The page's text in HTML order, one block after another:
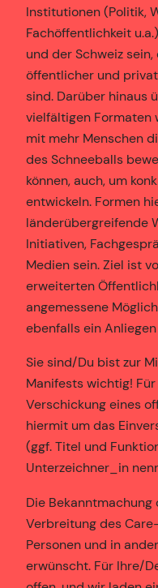
Institutionen (Politik,
Fachöffentlichkeit
und der Schweiz
öffentlicher und
sind. Darüber hinaus
vielfältigen Formaten
mit mehr Menschen
des Schneeballs
können, auch, um
entwickeln. Formen
länderübergreifende
Initiativen,
Medien sein. Ziel ist
erweiterten
angemessene
ebenfalls ein
Sie sind/Du bist zur
Manifests wichtig!
Verschickung eines
hiermit um das
(ggf. Titel und
Unterzeichner_in
Die
Verbreitung des
Personen und in
erwünscht. Für Ihre/